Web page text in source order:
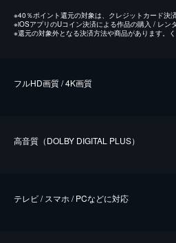
※40％ポイント還元の対象は、クレジットカード決
※iOSアプリのUコイン決済による作品の購入 / レン
※還元の対象外となる決済方法や商品があります。
フルHD画質 / 4K画質
⾼⾳質（DOLBY DIGITAL PLUS）
テレビ / スマホ / PCなどに対応